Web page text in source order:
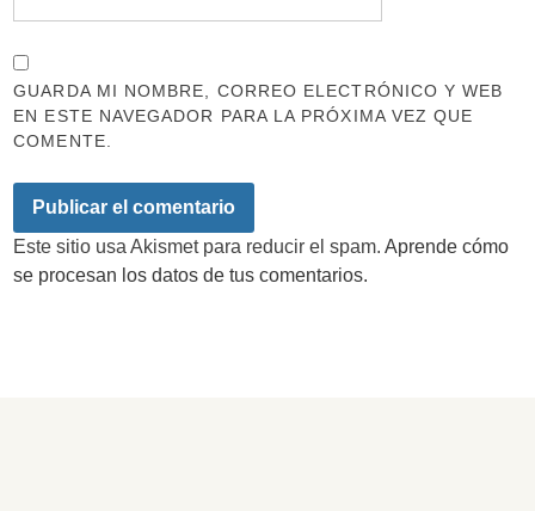
GUARDA MI NOMBRE, CORREO ELECTRÓNICO Y WEB
EN ESTE NAVEGADOR PARA LA PRÓXIMA VEZ QUE
COMENTE.
Este sitio usa Akismet para reducir el spam.Aprende cómo
se procesan los datos de tus comentarios.